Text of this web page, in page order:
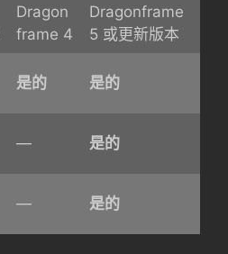
Dragon
frame 4
Dragonframe
5 或更新版本
是的 是的
— 是的
— 是的